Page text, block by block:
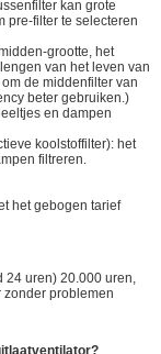
kan grote
pre-filter te selecteren
grootte, het
van het leven van
de middenfilter van
beter gebruiken.)
en dampen
koolstoffilter): het
filtreren.
het gebogen tarief
24 uren) 20.000 uren,
problemen